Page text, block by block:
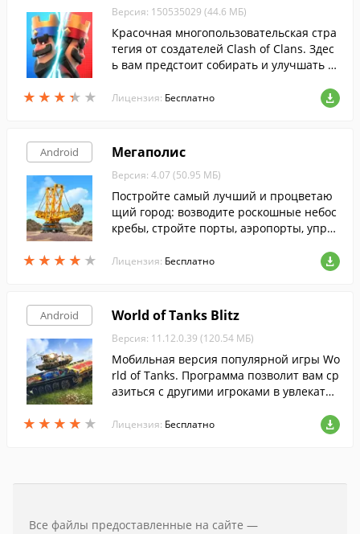
★ ★ ★ ★ ★
★ ★ ★ ★ ★
Версия: 150535029 (44.6 МБ)
Красочная многопользовательская стра
тегия от создателей Clash of Clans. Здес
ь вам предстоит собирать и улучшать д
ся с многочисленными противниками н
Лицензия: Бесплатно
Android
★ ★ ★ ★ ★
★ ★ ★ ★ ★
Мегаполис
Версия: 4.07 (50.95 МБ)
Постройте самый лучший и процветаю
щий город: возводите роскошные небос
кребы, стройте порты, аэропорты, управ
елей.
Лицензия: Бесплатно
Android
★ ★ ★ ★ ★
★ ★ ★ ★ ★
World of Tanks Blitz
Версия: 11.12.0.39 (120.54 МБ)
Мобильная версия популярной игры Wo
rld of Tanks. Программа позволит вам ср
азиться с другими игроками в увлекател
ндарных боевых машинах.
Лицензия: Бесплатно
Все файлы предоставленные на сайте —